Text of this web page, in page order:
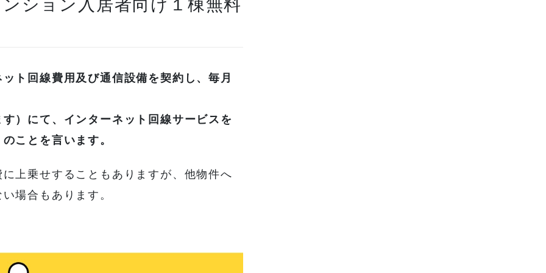
ション入居者向け１棟無料
ト回線費用及び通信設備を契約し、毎月
）にて、インターネット回線サービスを
ことを言います。
上乗せすることもありますが、他物件へ
場合もあります。